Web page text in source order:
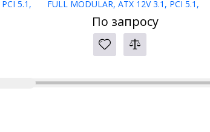
5.1,
FULL MODULAR, ATX 12V 3.1, PCI 5.1,
APFC, 80 PLUS GOLD, Reatil
По запросу